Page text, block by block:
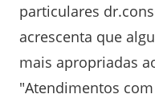
particulares
acrescenta que
mais apropriadas
"Atendimentos